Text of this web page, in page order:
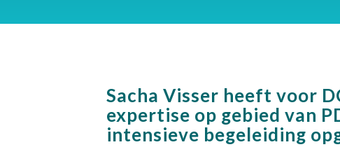
Sacha Visser heeft voor
expertise op gebied van
intensieve begeleiding